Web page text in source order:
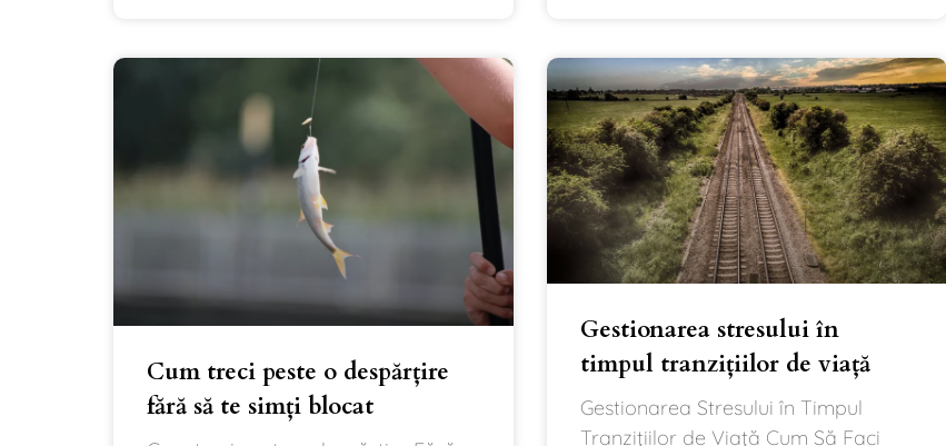
Cum treci peste o despărțire
fără să te simți blocat
Gestionarea stresului în
timpul tranzițiilor de viață
Gestionarea Stresului în Timpul
Tranzițiilor de Viață Cum Să Faci